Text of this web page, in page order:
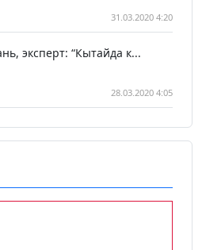
31.03.2020 4:20
эксперт: “Кытайда к...
28.03.2020 4:05